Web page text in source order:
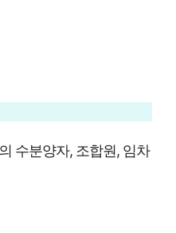
수분양자, 조합원, 임차